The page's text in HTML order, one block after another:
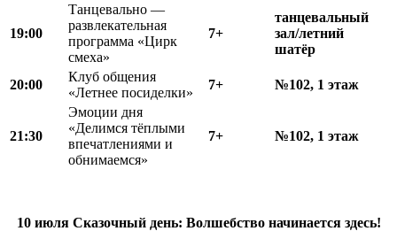
19:00
Танцевально —
развлекательная
программа «Цирк
смеха»
7+
танцевальный
зал/летний
шатёр
20:00
Клуб общения
«Летнее посиделки»
7+ №102, 1 этаж
21:30
Эмоции дня
«Делимся тёплыми
впечатлениями и
обнимаемся»
7+ №102, 1 этаж
10 июля Сказочный день: Волшебство начинается здесь!